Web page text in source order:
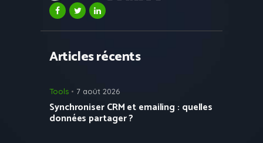
Articles récents
Tools 7 août 2026
Synchroniser CRM et emailing : quelles
données partager ?